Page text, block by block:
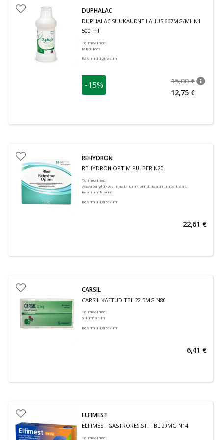
DUPHALAC
DUPHALAC SUUKAUDNE LAHUS 667MG/ML N1
500 ml
Toimeained:
laktuloos
Käsimüügiravim
-15% 15,00 €
12,75 €
REHYDRON
REHYDRON OPTIM PULBER N20
Toimeained:
veevaba glükoos, naatriumkloriid,naatriumtsitraat,
kaaliumkloriid
Käsimüügiravim
22,61 €
CARSIL
CARSIL KAETUD TBL 22.5MG N80
Toimeained:
silümariin
Käsimüügiravim
6,41 €
ELFIMEST
ELFIMEST GASTRORESIST. TBL 20MG N14
Toimeained: